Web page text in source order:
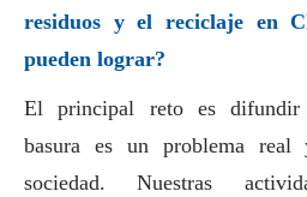
residuos y el reciclaje en
pueden lograr?
El principal reto es difundir
basura es un problema real
sociedad. Nuestras